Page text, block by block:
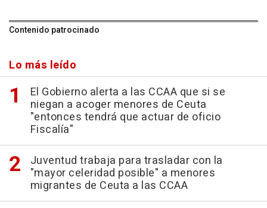
Contenido patrocinado
Lo más leído
El Gobierno alerta a las CCAA que si se
niegan a acoger menores de Ceuta
"entonces tendrá que actuar de oficio
Fiscalía"
Juventud trabaja para trasladar con la
"mayor celeridad posible" a menores
migrantes de Ceuta a las CCAA